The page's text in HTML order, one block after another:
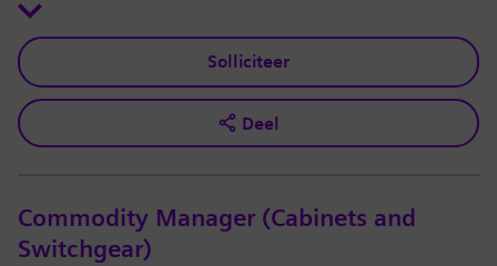
Solliciteer
Deel
Commodity Manager (Cabinets and
Switchgear)